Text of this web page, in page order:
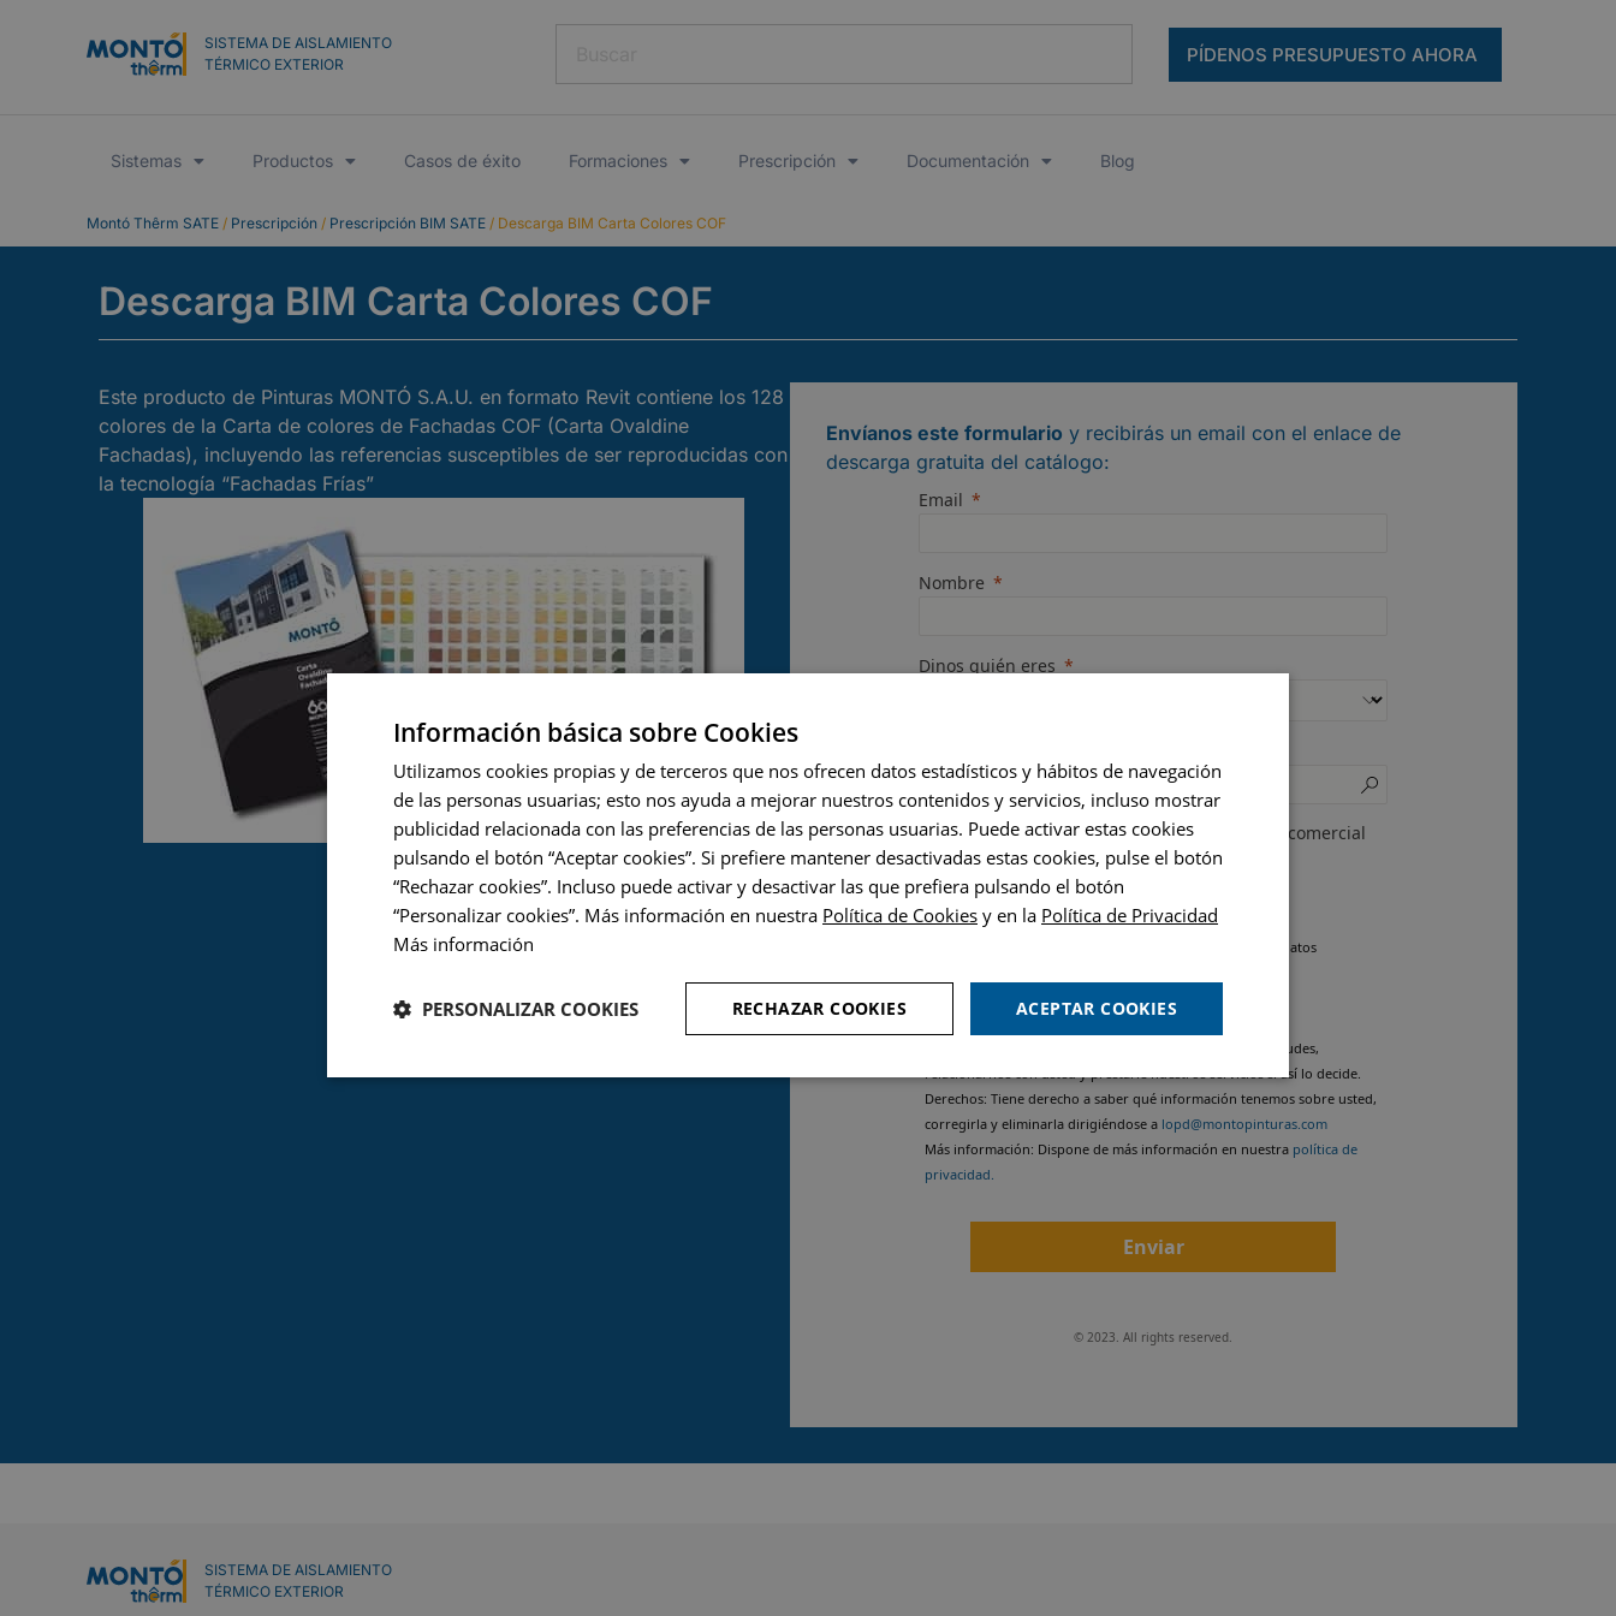
SISTEMA DE AISLAMIENTO
TÉRMICO EXTERIOR
PÍDENOS PRESUPUESTO AHORA
Sistemas Productos Casos de éxito Formaciones Prescripción Documentación Blog
Montó Thêrm SATE / Prescripción / Prescripción BIM SATE / Descarga BIM Carta Colores COF
Descarga BIM Carta Colores COF
Este producto de Pinturas MONTÓ S.A.U. en formato Revit contiene los 128
colores de la Carta de colores de Fachadas COF (Carta Ovaldine
Fachadas), incluyendo las referencias susceptibles de ser reproducidas con
la tecnología “Fachadas Frías”
Envíanos este formulario y recibirás un email con el enlace de
descarga gratuita del catálogo:
Email
Nombre
Dinos quién eres
Quiere atención personalizada del equipo comercial
Política de privacidad
Información básica sobre la Normativa de protección de datos
Finalidad: Sus datos serán usados para atender sus solicitudes,
relacionarnos con usted y prestarle nuestros servicios si así lo decide.
Derechos: Tiene derecho a saber qué información tenemos sobre usted,
corregirla y eliminarla dirigiéndose a lopd@montopinturas.com
Más información: Dispone de más información en nuestra política de
privacidad.
Enviar
© 2023. All rights reserved.
SISTEMA DE AISLAMIENTO
TÉRMICO EXTERIOR
Información básica sobre Cookies
Utilizamos cookies propias y de terceros que nos ofrecen datos estadísticos y hábitos de navegación
de las personas usuarias; esto nos ayuda a mejorar nuestros contenidos y servicios, incluso mostrar
publicidad relacionada con las preferencias de las personas usuarias. Puede activar estas cookies
pulsando el botón “Aceptar cookies”. Si prefiere mantener desactivadas estas cookies, pulse el botón
“Rechazar cookies”. Incluso puede activar y desactivar las que prefiera pulsando el botón
“Personalizar cookies”. Más información en nuestra Política de Cookies y en la Política de Privacidad
Más información
ACEPTAR COOKIES
RECHAZAR COOKIES
PERSONALIZAR COOKIES